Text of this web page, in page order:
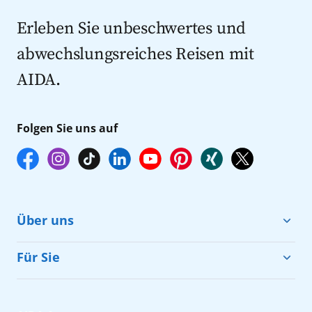
Kreuzfahrten 2027
Erleben Sie unbeschwertes und
abwechslungsreiches Reisen mit
AIDA.
Folgen Sie uns auf
Über uns
Cruise & Help
Karriere
Für Sie